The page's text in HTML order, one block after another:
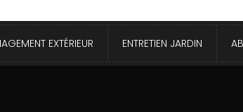
EXTÉRIEUR ENTRETIEN JARDIN